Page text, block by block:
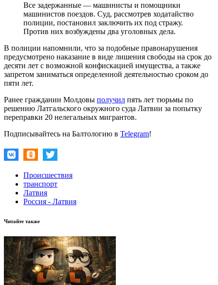
Все задержанные — машинисты и помощники
машинистов поездов. Суд, рассмотрев ходатайство
полиции, постановил заключить их под стражу.
Против них возбуждены два уголовных дела.
В полиции напомнили, что за подобные правонарушения
предусмотрено наказание в виде лишения свободы на срок до
десяти лет с возможной конфискацией имущества, а также
запретом заниматься определенной деятельностью сроком до
пяти лет.
Ранее гражданин Молдовы получил пять лет тюрьмы по
решению Латгальского окружного суда Латвии за попытку
переправки 20 нелегальных мигрантов.
Подписывайтесь на Балтологию в Telegram!
Происшествия
транспорт
Латвия
Россия - Латвия
Читайте также